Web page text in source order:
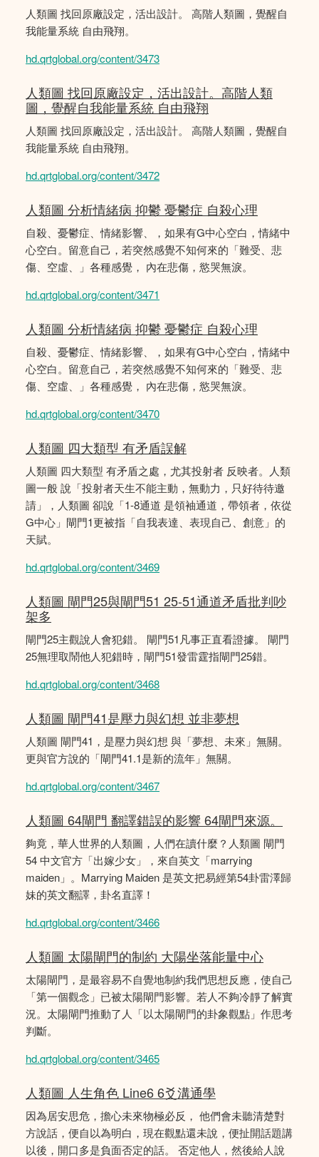
人類圖 找回原廠設定，活出設計。 高階人類圖，覺醒自
我能量系統 自由飛翔。
hd.qrtglobal.org/content/3473
人類圖 找回原廠設定，活出設計。高階人類
圖，覺醒自我能量系統 自由飛翔
人類圖 找回原廠設定，活出設計。 高階人類圖，覺醒自
我能量系統 自由飛翔。
hd.qrtglobal.org/content/3472
人類圖 分析情緒病 抑鬱 憂鬱症 自殺心理
自殺、憂鬱症、情緒影響、，如果有G中心空白，情緒中
心空白。留意自己，若突然感覺不知何來的「難受、悲
傷、空虛、」各種感覺， 內在悲傷，慾哭無淚。
hd.qrtglobal.org/content/3471
人類圖 分析情緒病 抑鬱 憂鬱症 自殺心理
自殺、憂鬱症、情緒影響、，如果有G中心空白，情緒中
心空白。留意自己，若突然感覺不知何來的「難受、悲
傷、空虛、」各種感覺， 內在悲傷，慾哭無淚。
hd.qrtglobal.org/content/3470
人類圖 四大類型 有矛盾誤解
人類圖 四大類型 有矛盾之處，尤其投射者 反映者。人類
圖一般 說「投射者天生不能主動，無動力，只好待待邀
請」，人類圖 卻說「1-8通道 是領袖通道，帶領者，依從
G中心」閘門1更被指「自我表達、表現自己、創意」的
天賦。
hd.qrtglobal.org/content/3469
人類圖 閘門25與閘門51 25-51通道矛盾批判吵
架多
閘門25主觀說人會犯錯。 閘門51凡事正直看證據。 閘門
25無理取鬧他人犯錯時，閘門51發雷霆指閘門25錯。
hd.qrtglobal.org/content/3468
人類圖 閘門41是壓力與幻想 並非夢想
人類圖 閘門41，是壓力與幻想 與「夢想、未來」無關。
更與官方說的「閘門41.1是新的流年」無關。
hd.qrtglobal.org/content/3467
人類圖 64閘門 翻譯錯誤的影響 64閘門來源。
夠竟，華人世界的人類圖，人們在讀什麼？人類圖 閘門
54 中文官方「出嫁少女」，來自英文「marrying
maiden」。Marrying Maiden 是英文把易經第54卦雷澤歸
妹的英文翻譯，卦名直譯！
hd.qrtglobal.org/content/3466
人類圖 太陽閘門的制約 大陽坐落能量中心
太陽閘門，是最容易不自覺地制約我們思想反應，使自己
「第一個觀念」已被太陽閘門影響。若人不夠冷靜了解實
況。太陽閘門推動了人「以太陽閘門的卦象觀點」作思考
判斷。
hd.qrtglobal.org/content/3465
人類圖 人生角色 Line6 6爻溝通學
因為居安思危，擔心未來物極必反， 他們會未聽清楚對
方說話，便自以為明白，現在觀點還未說，便扯開話題講
以後，開口多是負面否定的話。 否定他人，然後給人說